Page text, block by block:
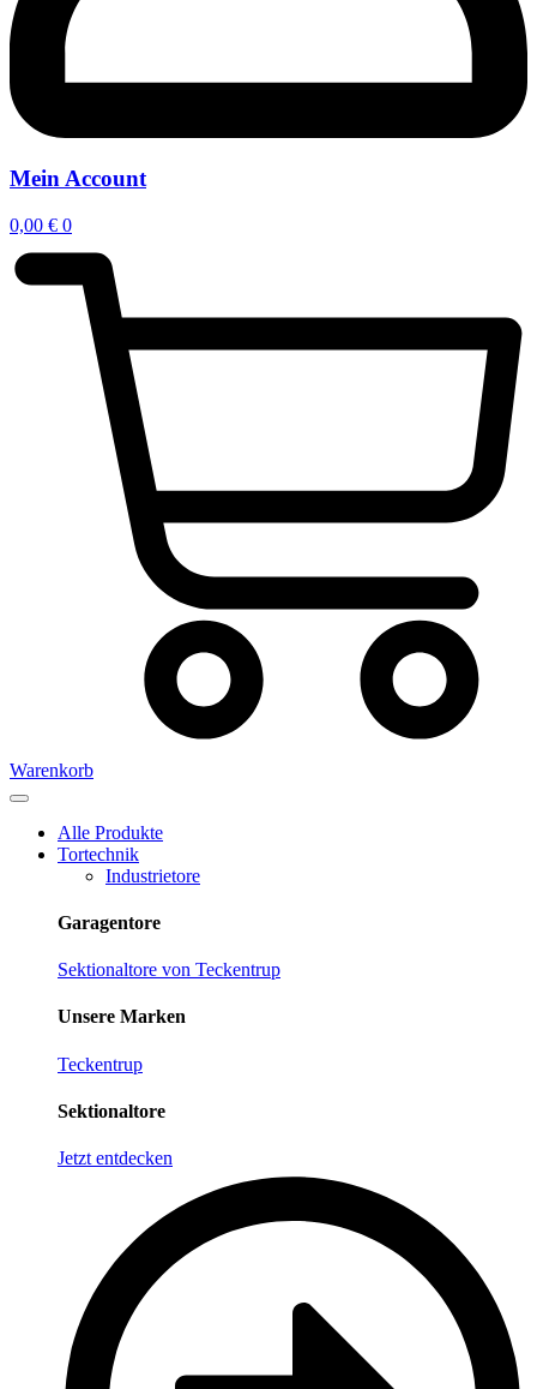
Mein Account
0,00 € 0
Warenkorb
Alle Produkte
Tortechnik
Industrietore
Garagentore
Sektionaltore von Teckentrup
Unsere Marken
Teckentrup
Sektionaltore
Jetzt entdecken